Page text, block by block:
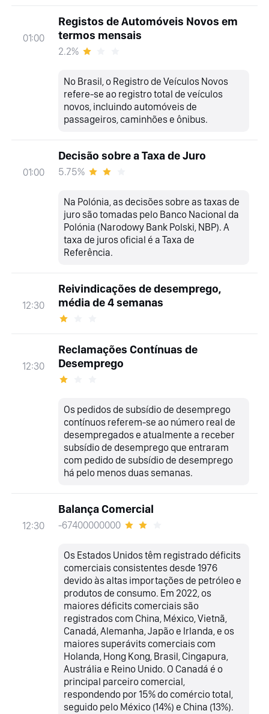
01:00
Registos de Automóveis Novos em
termos mensais
2.2%
No Brasil, o Registro de Veículos Novos
refere-se ao registro total de veículos
novos, incluindo automóveis de
passageiros, caminhões e ônibus.
01:00
Decisão sobre a Taxa de Juro
5.75%
Na Polónia, as decisões sobre as taxas de
juro são tomadas pelo Banco Nacional da
Polónia (Narodowy Bank Polski, NBP). A
taxa de juros oficial é a Taxa de
Referência.
12:30
Reivindicações de desemprego,
média de 4 semanas
12:30
Reclamações Contínuas de
Desemprego
Os pedidos de subsídio de desemprego
contínuos referem-se ao número real de
desempregados e atualmente a receber
subsídio de desemprego que entraram
com pedido de subsídio de desemprego
há pelo menos duas semanas.
12:30
Balança Comercial
-67400000000
Os Estados Unidos têm registrado déficits
comerciais consistentes desde 1976
devido às altas importações de petróleo e
produtos de consumo. Em 2022, os
maiores déficits comerciais são
registrados com China, México, Vietnã,
Canadá, Alemanha, Japão e Irlanda, e os
maiores superávits comerciais com
Holanda, Hong Kong, Brasil, Cingapura,
Austrália e Reino Unido. O Canadá é o
principal parceiro comercial,
respondendo por 15% do comércio total,
seguido pelo México (14%) e China (13%).